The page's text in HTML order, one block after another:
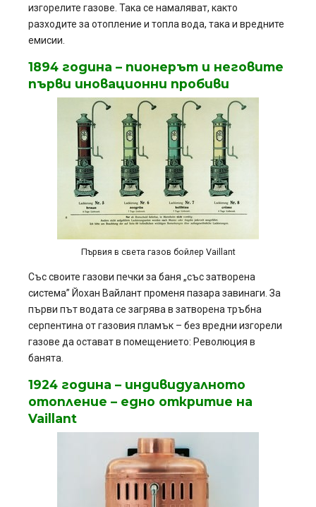
изгорелите газове. Така се намаляват, както
разходите за отопление и топла вода, така и вредните
емисии.
1894 година – пионерът и неговите
първи иновационни пробиви
Първия в света газов бойлер Vaillant
Със своите газови печки за баня „със затворена
система” Йохан Вайлант променя пазара завинаги. За
първи път водата се загрява в затворена тръбна
серпентина от газовия пламък – без вредни изгорели
газове да остават в помещението: Революция в
банята.
1924 година – индивидуалното
отопление – едно откритие на
Vaillant